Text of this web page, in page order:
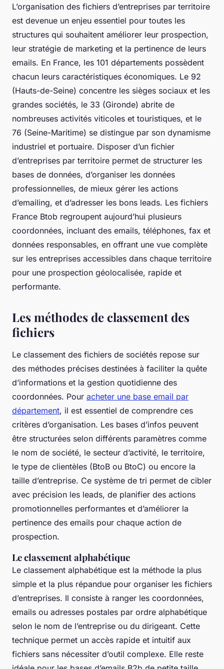
L’organisation des fichiers d’entreprises par territoire
est devenue un enjeu essentiel pour toutes les
structures qui souhaitent améliorer leur prospection,
leur stratégie de marketing et la pertinence de leurs
emails. En France, les 101 départements possèdent
chacun leurs caractéristiques économiques. Le 92
(Hauts-de-Seine) concentre les sièges sociaux et les
grandes sociétés, le 33 (Gironde) abrite de
nombreuses activités viticoles et touristiques, et le
76 (Seine-Maritime) se distingue par son dynamisme
industriel et portuaire. Disposer d’un fichier
d’entreprises par territoire permet de structurer les
bases de données, d’organiser les données
professionnelles, de mieux gérer les actions
d’emailing, et d’adresser les bons leads. Les fichiers
France Btob regroupent aujourd’hui plusieurs
coordonnées, incluant des emails, téléphones, fax et
données responsables, en offrant une vue complète
sur les entreprises accessibles dans chaque territoire
pour une prospection géolocalisée, rapide et
performante.
Les méthodes de classement des
fichiers
Le classement des fichiers de sociétés repose sur
des méthodes précises destinées à faciliter la quête
d’informations et la gestion quotidienne des
coordonnées. Pour acheter une base email par
département, il est essentiel de comprendre ces
critères d’organisation. Les bases d’infos peuvent
être structurées selon différents paramètres comme
le nom de société, le secteur d’activité, le territoire,
le type de clientèles (BtoB ou BtoC) ou encore la
taille d’entreprise. Ce système de tri permet de cibler
avec précision les leads, de planifier des actions
promotionnelles performantes et d’améliorer la
pertinence des emails pour chaque action de
prospection.
Le classement alphabétique
Le classement alphabétique est la méthode la plus
simple et la plus répandue pour organiser les fichiers
d’entreprises. Il consiste à ranger les coordonnées,
emails ou adresses postales par ordre alphabétique
selon le nom de l’entreprise ou du dirigeant. Cette
technique permet un accès rapide et intuitif aux
fichiers sans nécessiter d’outil complexe. Elle reste